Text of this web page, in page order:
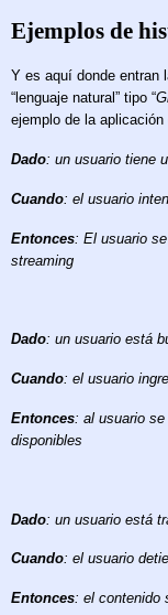
Ejemplos de
Y es aquí donde entran
“lenguaje natural” tipo “
ejemplo de la
Dado: un usuario tiene
Cuando: el usuario
Entonces: El usuario
streaming
Dado: un usuario está
Cuando: el usuario
Entonces: al usuario
disponibles
Dado: un usuario está
Cuando: el usuario
Entonces: el contenido